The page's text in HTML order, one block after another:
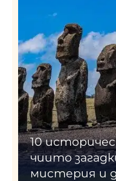
10
чиито
мистерия и